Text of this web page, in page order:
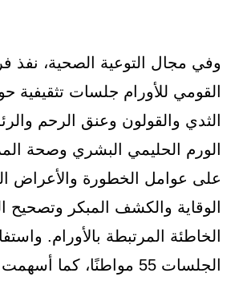
وفي مجال التوعية الصحية، نفذ
القومي للأورام جلسات تثقيفية
الثدي والقولون وعنق الرحم
الورم الحليمي البشري وصحة
على عوامل الخطورة والأعراض
الوقاية والكشف المبكر وتصحيح
الخاطئة المرتبطة بالأورام.
الجلسات 55 مواطنًا، كما